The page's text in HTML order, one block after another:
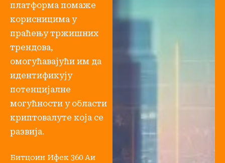
платформа помаже
корисницима у
праћењу тржишних
трендова,
омогућавајући им да
идентификују
потенцијалне
могућности у области
криптовалуте која се
развија.
Битцоин Ифек 360 Аи